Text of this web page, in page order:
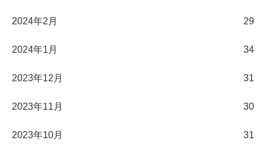
2024年2月 29
2024年1月 34
2023年12月 31
2023年11月 30
2023年10月 31